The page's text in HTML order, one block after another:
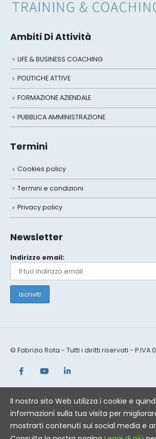
Ambiti Di Attività
LIFE & BUSINESS COACHING
POLITICHE ATTIVE
FORMAZIONE AZIENDALE
PUBBLICA AMMINISTRAZIONE
Termini
Cookies policy
Termini e condizioni
Privacy policy
Newsletter
Indirizzo email:
© Fabrizio Rota - Tutti i diritti riservati - P.IVA
Il nostro sito Web utilizza i cookie e
informazioni sulla tua visita per
mostrarti contenuti sui social media e